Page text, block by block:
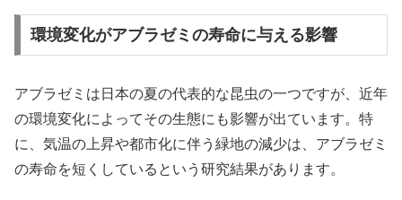
環境変化がアブラゼミの寿命に与える影響
アブラゼミは日本の夏の代表的な昆虫の一つですが、近年
の環境変化によってその生態にも影響が出ています。特
に、気温の上昇や都市化に伴う緑地の減少は、アブラゼミ
の寿命を短くしているという研究結果があります。